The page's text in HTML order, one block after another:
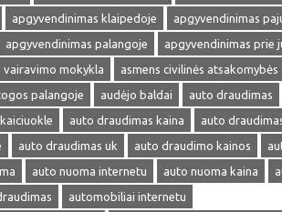
apgyvendinimas klaipedoje
apgyvendinimas
apgyvendinimas palangoje apgyvendinimas prie
vairavimo mokykla
asmens civilinės atsakomybės
palangoje audėjo baldai auto draudimas
auto draudimas kaina
auto
auto draudimas uk auto draudimo kainos
auto nuoma internetu auto nuoma kaina
automobiliai internetu